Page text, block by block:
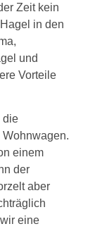
Zeit kein
in den
und
Vorteile
die
einem
der
aber
eine